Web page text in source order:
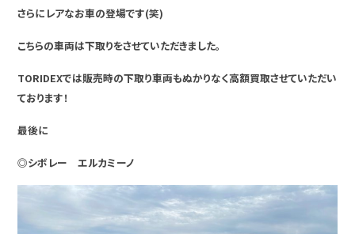
さらにレアなお車の登場です(笑)
こちらの車両は下取りをさせていただきました。
TORIDEXでは販売時の下取り車両もぬかりなく高額買取させていただい
ております！
最後に
◎シボレー エルカミーノ